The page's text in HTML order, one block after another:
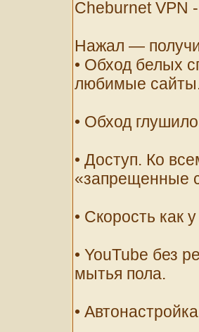
Cheburnet VPN
Нажал —
• Обход белых
любимые
• Обход
• Доступ. Ко
«запрещенные
• Скорость как
• YouTube без
мытья пола.
•